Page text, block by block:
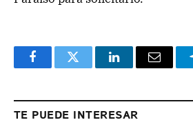
FacebookTwitter LinkedInEmail
TE PUEDE INTERESAR